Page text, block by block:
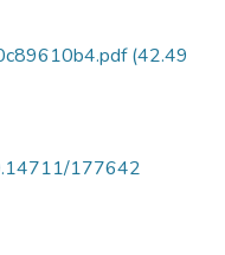
(42.49
177642